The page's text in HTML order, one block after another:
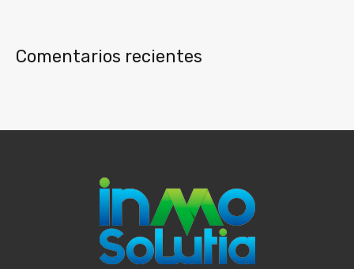
Comentarios recientes